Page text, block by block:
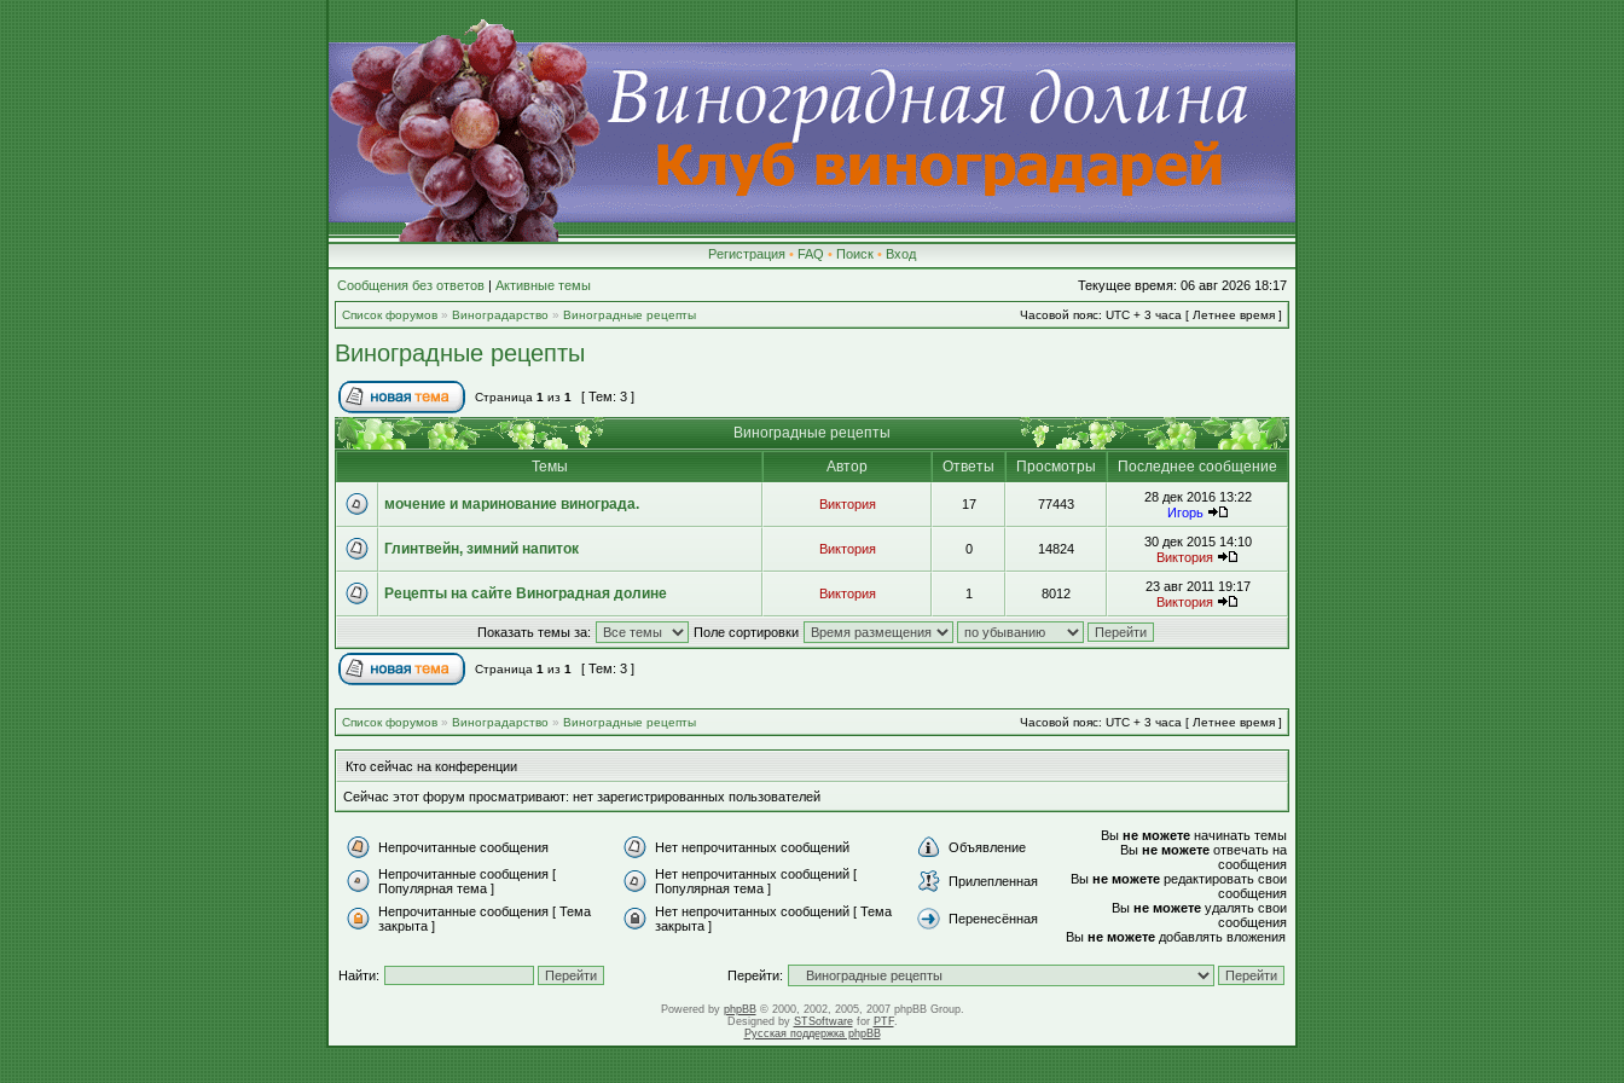
Регистрация • FAQ • Поиск • Вход
Сообщения без ответов | Активные темы Текущее время: 06 авг 2026 18:17
Список форумов » Виноградарство » Виноградные рецепты Часовой пояс: UTC + 3 часа [ Летнее время ]
Виноградные рецепты
Страница 1 из 1 [ Тем: 3 ]
Виноградные рецепты
Темы
Автор Ответы Просмотры Последнее сообщение
мочение и маринование винограда. Виктория 17 77443
28 дек 2016 13:22
Игорь
Глинтвейн, зимний напиток Виктория 0 14824
30 дек 2015 14:10
Виктория
Рецепты на сайте Виноградная долине Виктория 1 8012
23 авг 2011 19:17
Виктория
Показать темы за: Поле сортировки
Страница 1 из 1 [ Тем: 3 ]
Список форумов » Виноградарство » Виноградные рецепты Часовой пояс: UTC + 3 часа [ Летнее время ]
Кто сейчас на конференции
Сейчас этот форум просматривают: нет зарегистрированных пользователей
Непрочитанные сообщения Нет непрочитанных сообщений
Объявление
Непрочитанные сообщения [
Популярная тема ]
Нет непрочитанных сообщений [
Популярная тема ]
Прилепленная
Непрочитанные сообщения [ Тема
закрыта ]
Нет непрочитанных сообщений [ Тема
закрыта ]
Перенесённая
Вы не можете начинать темы
Вы не можете отвечать на
сообщения
Вы не можете редактировать свои
сообщения
Вы не можете удалять свои
сообщения
Вы не можете добавлять вложения
Найти: Перейти:
Powered by phpBB© 2000, 2002, 2005, 2007 phpBB Group.
Designed by STSoftwarefor PTF.
Русская поддержка phpBB